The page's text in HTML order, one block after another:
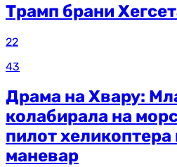
Трамп брани
22
43
Драма на Хвару:
колабирала на
пилот хеликоптера
маневар